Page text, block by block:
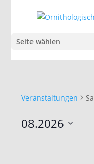
Seite wählen
Veranstaltungen
08.2026